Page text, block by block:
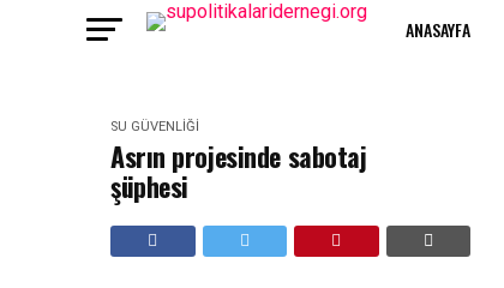
ANASAYFA
SU GÜVENLIĞI
Asrın projesinde sabotaj
şüphesi